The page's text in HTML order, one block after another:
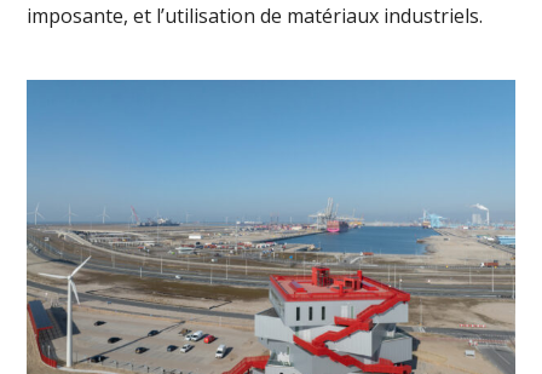
imposante, et l’utilisation de matériaux industriels.